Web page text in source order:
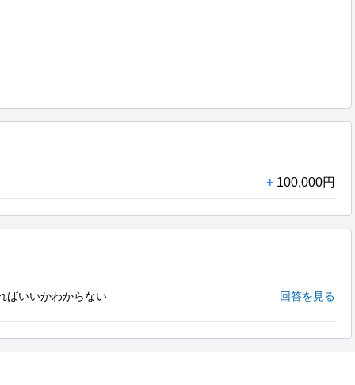
+ 100,000円
ばいいかわからない 回答を見る